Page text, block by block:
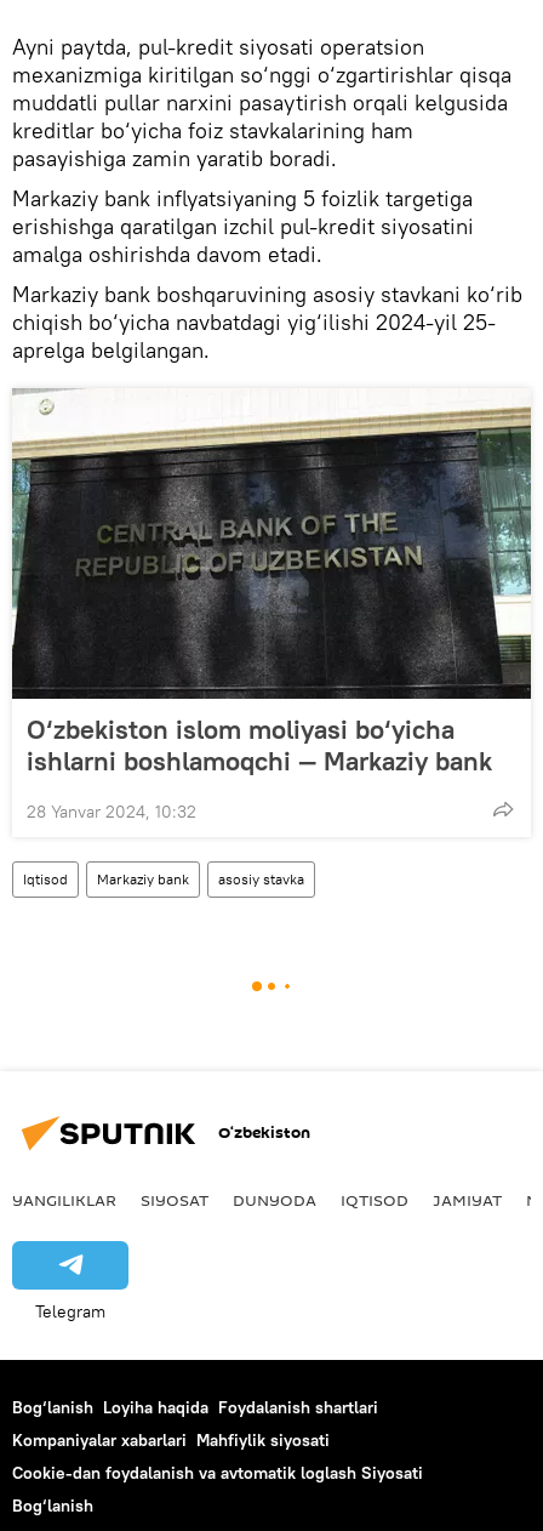
Ayni paytda, pul-kredit siyosati operatsion
mexanizmiga kiritilgan so‘nggi o‘zgartirishlar qisqa
muddatli pullar narxini pasaytirish orqali kelgusida
kreditlar bo‘yicha foiz stavkalarining ham
pasayishiga zamin yaratib boradi.
Markaziy bank inflyatsiyaning 5 foizlik targetiga
erishishga qaratilgan izchil pul-kredit siyosatini
amalga oshirishda davom etadi.
Markaziy bank boshqaruvining asosiy stavkani ko‘rib
chiqish bo‘yicha navbatdagi yig‘ilishi 2024-yil 25-
aprelga belgilangan.
O‘zbekiston islom moliyasi bo‘yicha
ishlarni boshlamoqchi — Markaziy bank
28 Yanvar 2024, 10:32
Iqtisod Markaziy bank asosiy stavka
O‘zbekiston
YANGILIKLAR SIYOSAT DUNYODA IQTISOD JAMIYAT
Telegram
Bog‘lanish Loyiha haqida Foydalanish shartlari
Kompaniyalar xabarlari Mahfiylik siyosati
Cookie-dan foydalanish va avtomatik loglash Siyosati
Bog‘lanish